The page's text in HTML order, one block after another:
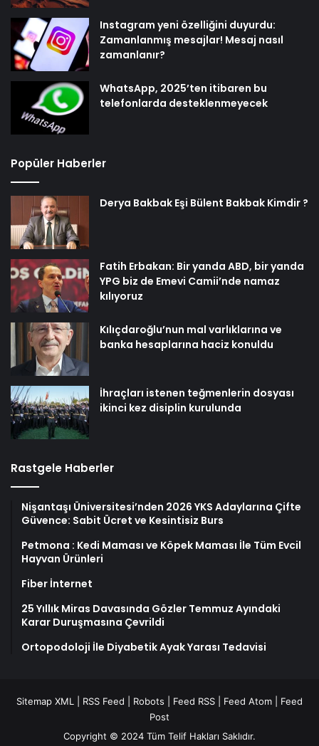
Instagram yeni özelliğini duyurdu:
Zamanlanmış mesajlar! Mesaj nasıl
zamanlanır?
WhatsApp, 2025’ten itibaren bu
telefonlarda desteklenmeyecek
Popüler Haberler
Derya Bakbak Eşi Bülent Bakbak Kimdir ?
Fatih Erbakan: Bir yanda ABD, bir yanda
YPG biz de Emevi Camii’nde namaz
kılıyoruz
Kılıçdaroğlu’nun mal varlıklarına ve
banka hesaplarına haciz konuldu
İhraçları istenen teğmenlerin dosyası
ikinci kez disiplin kurulunda
Rastgele Haberler
Nişantaşı Üniversitesi’nden 2026 YKS Adaylarına Çifte
Güvence: Sabit Ücret ve Kesintisiz Burs
Petmona : Kedi Maması ve Köpek Maması İle Tüm Evcil
Hayvan Ürünleri
Fiber İnternet
25 Yıllık Miras Davasında Gözler Temmuz Ayındaki
Karar Duruşmasına Çevrildi
Ortopodoloji İle Diyabetik Ayak Yarası Tedavisi
Sitemap XML RSS Feed Robots Feed RSS Feed Atom
Feed
Post
Copyright © 2024 Tüm Telif Hakları Saklıdır.